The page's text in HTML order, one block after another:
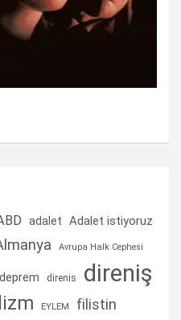
adalet Adalet istiyoruz
Avrupa Halk Cephesi
deprem direnis direniş
EYLEM filistin